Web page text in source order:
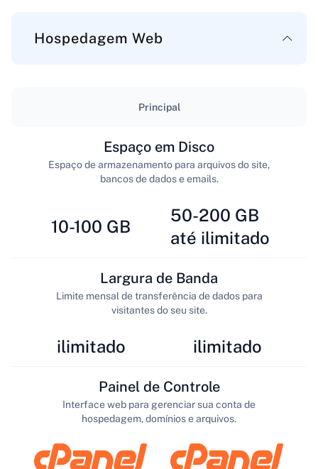
Hospedagem Web
Principal
10-100 GB
Espaço em Disco
Espaço de armazenamento para arquivos do site,
bancos de dados e emails.
50-200 GB
até ilimitado
ilimitado
Largura de Banda
Limite mensal de transferência de dados para
visitantes do seu site.
ilimitado
Painel de Controle
Interface web para gerenciar sua conta de
hospedagem, domínios e arquivos.